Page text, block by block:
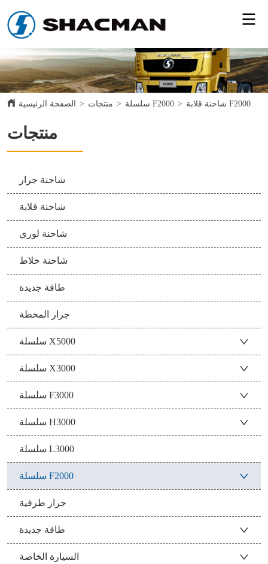
الصفحة الرئيسية > منتجات > سلسلة F2000 > شاحنة قلابة F2000
منتجات
شاحنة جرار
شاحنة قلابة
شاحنة لوري
شاحنة خلاط
طاقة جديدة
جرار المحطة
سلسلة X5000
سلسلة X3000
سلسلة F3000
سلسلة H3000
سلسلة L3000
سلسلة F2000
جرار طرفية
طاقة جديدة
السيارة الخاصة